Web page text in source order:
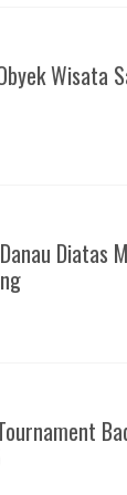
Wisata
Diatas